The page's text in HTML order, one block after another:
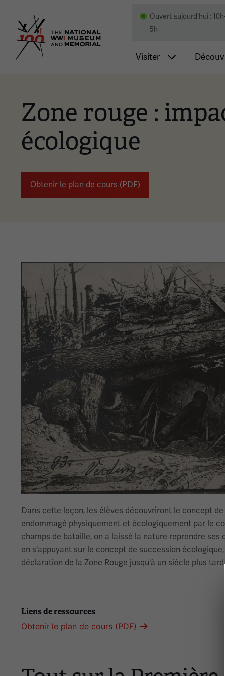
Musée national et
Ouvert aujourd'hui :
5h
Visiter
Zone rouge :
écologique
Obtenir le plan de cours (PDF)
Dans cette leçon, les élèves découvriront le concept
endommagé physiquement et écologiquement par le
champs de bataille, on a laissé la nature reprendre
en s'appuyant sur le concept de succession
déclaration de la Zone Rouge jusqu'à un siècle plus
Liens de ressources
Obtenir le plan de cours (PDF)
Ceci